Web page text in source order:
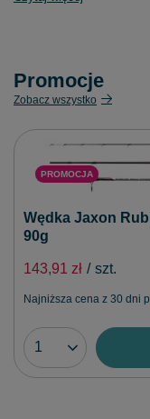
Promocje
Zobacz wszystko
PROMOCJA
Wędka Jaxon
90g
143,91 zł / szt.
Najniższa cena z 30 dni